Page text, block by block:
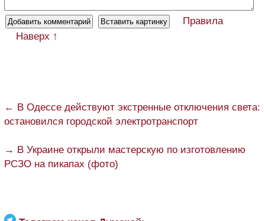
Правила
Наверх ↑
← В Одессе действуют экстренные отключения света:
остановился городской электротранспорт
→ В Украине открыли мастерскую по изготовлению
РСЗО на пикапах (фото)